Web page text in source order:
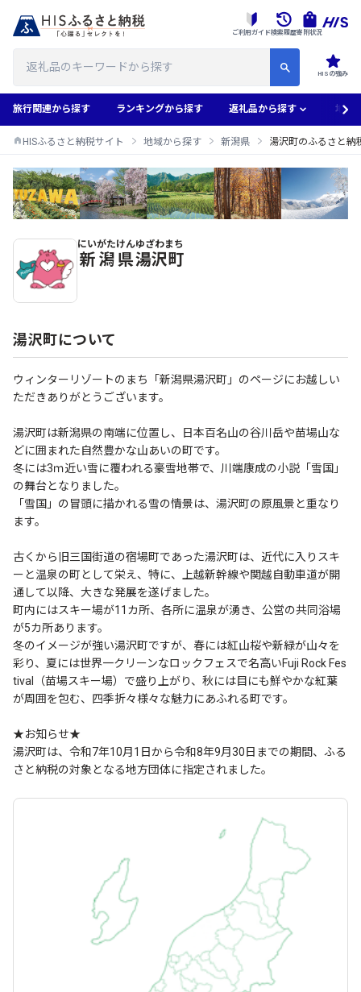
HISの強み
ご利用ガイド検索履歴寄附状況
旅行関連から探す ランキングから探す 返礼品から探す 地域
HISふるさと納税サイト 地域から探す 新潟県 湯沢町のふるさと納
湯沢町のふるさと納税返礼品一覧
新潟県
にいがたけん
湯沢町
ゆざわまち
湯沢町について
ウィンターリゾートのまち「新潟県湯沢町」のページにお越しい
ただきありがとうございます。
湯沢町は新潟県の南端に位置し、日本百名山の谷川岳や苗場山な
どに囲まれた自然豊かな山あいの町です。
冬には3ｍ近い雪に覆われる豪雪地帯で、川端康成の小説「雪国」
の舞台となりました。
「雪国」の冒頭に描かれる雪の情景は、湯沢町の原風景と重なり
ます。
古くから旧三国街道の宿場町であった湯沢町は、近代に入りスキ
ーと温泉の町として栄え、特に、上越新幹線や関越自動車道が開
通して以降、大きな発展を遂げました。
町内にはスキー場が11カ所、各所に温泉が湧き、公営の共同浴場
が5カ所あります。
冬のイメージが強い湯沢町ですが、春には紅山桜や新緑が山々を
彩り、夏には世界一クリーンなロックフェスで名高いFuji Rock Fes
tival（苗場スキー場）で盛り上がり、秋には目にも鮮やかな紅葉
が周囲を包む、四季折々様々な魅力にあふれる町です。
★お知らせ★
湯沢町は、令和7年10月1日から令和8年9月30日までの期間、ふる
さと納税の対象となる地方団体に指定されました。